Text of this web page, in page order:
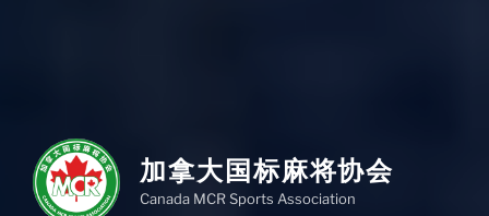
加拿大国标麻将协会
Canada MCR Sports Association